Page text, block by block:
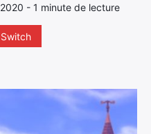
- 1 minute de lecture
Switch